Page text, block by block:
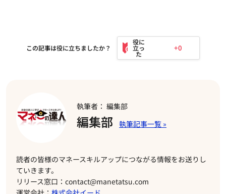
この記事は役に立ちましたか？ +0
執筆者： 編集部
編集部
読者の皆様のマネースキルアップにつながる情報をお送りし
ていきます。
リリース窓口：contact@manetatsu.com